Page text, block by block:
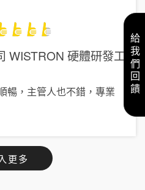
WISTRON 硬體研發工
暢，主管人也不錯，專業
更多
給我們回饋